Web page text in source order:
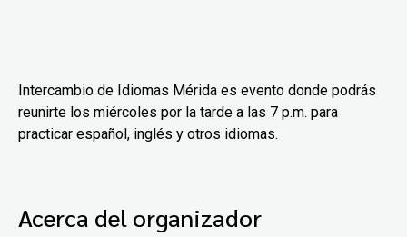
Intercambio de Idiomas Mérida es evento donde podrás
reunirte los miércoles por la tarde a las 7 p.m. para
practicar español, inglés y otros idiomas.
Acerca del organizador